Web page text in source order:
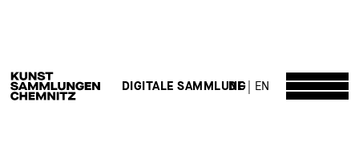
DE EN
DIGITALE SAMMLUNG